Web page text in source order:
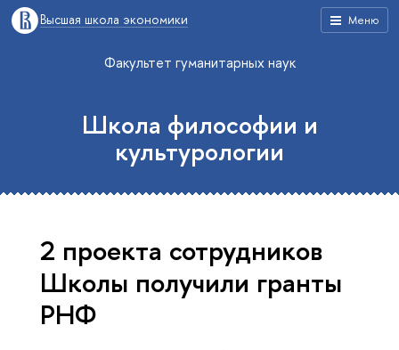
Меню
Высшая школа экономики
Факультет гуманитарных наук
Школа философии и
культурологии
2 проекта сотрудников
Школы получили гранты
РНФ